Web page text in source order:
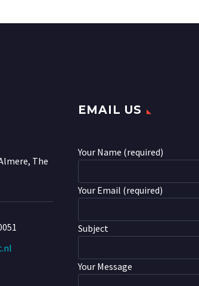
The
EMAIL US
Your Name (required)
Your Email (required)
Subject
Your Message